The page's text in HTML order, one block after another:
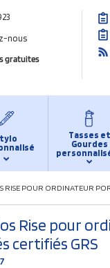
nous
gratuites
Tasses et
Gourdes
RISE POUR ORDINATEUR
Rise pour
certifiés GRS